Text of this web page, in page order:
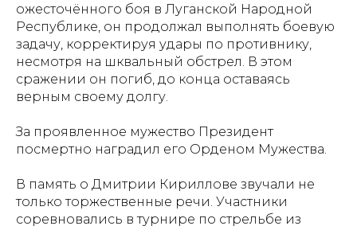
ожесточённого боя в Луганской Народной
Республике, он продолжал выполнять боевую
задачу, корректируя удары по противнику,
несмотря на шквальный обстрел. В этом
сражении он погиб, до конца оставаясь
верным своему долгу.
За проявленное мужество Президент
посмертно наградил его Орденом Мужества.
В память о Дмитрии Кириллове звучали не
только торжественные речи. Участники
соревновались в турнире по стрельбе из